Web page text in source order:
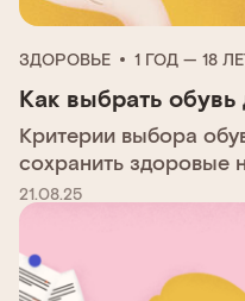
ЗДОРОВЬЕ 1 ГОД — 18
Как выбрать
Критерии выбора
сохранить здоровые
21.08.25